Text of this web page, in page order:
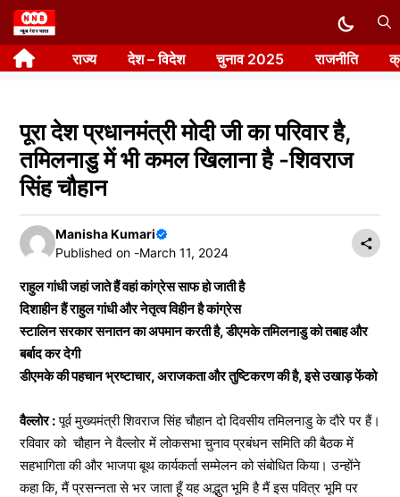
Skip
to
content राज्य देश – विदेश चुनाव 2025 राजनीति
पूरा देश प्रधानमंत्री मोदी जी का परिवार है,
तमिलनाडु में भी कमल खिलाना है -शिवराज
सिंह चौहान
Manisha Kumari
Published on -March 11, 2024
राहुल गांधी जहां जाते हैं वहां कांग्रेस साफ हो जाती है
दिशाहीन हैं राहुल गांधी और नेतृत्व विहीन है कांग्रेस
स्टालिन सरकार सनातन का अपमान करती है, डीएमके तमिलनाडु को तबाह और
बर्बाद कर देगी
डीएमके की पहचान भ्रष्टाचार, अराजकता और तुष्टिकरण की है, इसे उखाड़ फेंको
वैल्लोर :पूर्व मुख्यमंत्री शिवराज सिंह चौहान दो दिवसीय तमिलनाडु के दौरे पर हैं।
रविवार को चौहान ने वैल्लोर में लोकसभा चुनाव प्रबंधन समिति की बैठक में
सहभागिता की और भाजपा बूथ कार्यकर्ता सम्मेलन को संबोधित किया। उन्होंने
कहा कि, मैं प्रसन्नता से भर जाता हूँ यह अद्भुत भूमि है मैं इस पवित्र भूमि पर